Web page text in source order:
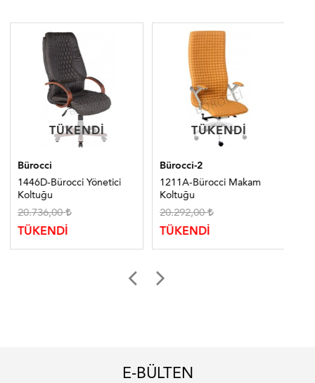
TÜKENDI
TÜKENDI
Bürocci
1446D-Bürocci Yönetici
Koltuğu
20.736,00
TÜKENDİ
TÜKENDI
TÜKENDI
Bürocci-2
1211A-Bürocci Makam
Koltuğu
20.292,00
TÜKENDİ
E-BÜLTEN